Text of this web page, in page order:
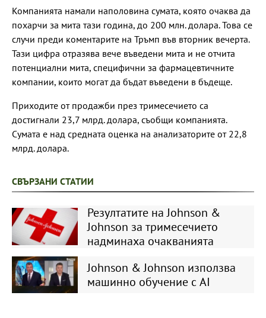
Компанията намали наполовина сумата, която очаква да
похарчи за мита тази година, до 200 млн. долара. Това се
случи преди коментарите на Тръмп във вторник вечерта.
Тази цифра отразява вече въведени мита и не отчита
потенциални мита, специфични за фармацевтичните
компании, които могат да бъдат въведени в бъдеще.
Приходите от продажби през тримесечието са
достигнали 23,7 млрд. долара, съобщи компанията.
Сумата е над средната оценка на анализаторите от 22,8
млрд. долара.
СВЪРЗАНИ СТАТИИ
Резултатите на Johnson &
Johnson за тримесечието
надминаха очакванията
Johnson & Johnson използва
машинно обучение с AI